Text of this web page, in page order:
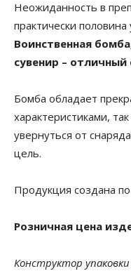
Неожиданность в
практически половина
Воинственная
сувенир –
Бомба обладает
характеристиками,
увернуться от
цель.
Продукция создана
Розничная цена
Конструктор